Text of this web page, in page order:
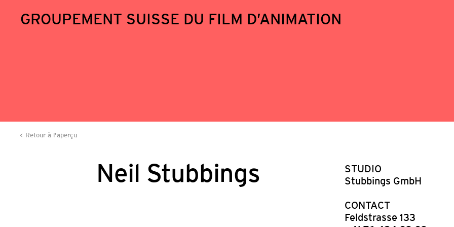
GROUPEMENT SUISSE DU FILM D’ANIMATION
Retour à l'aperçu
Neil Stubbings
STUDIO
Stubbings GmbH
CONTACT
Feldstrasse 133